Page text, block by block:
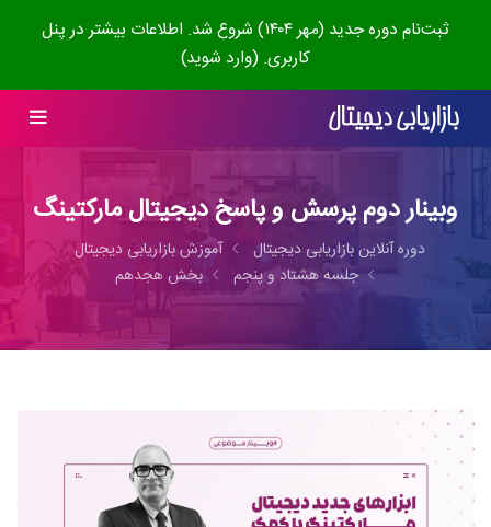
ثبت‌نام دوره جدید (مهر ۱۴۰۴) شروع شد. اطلاعات بیشتر در پنل
کاربری. (وارد شوید)
وبینار دوم پرسش و پاسخ دیجیتال مارکتینگ
دوره آنلاین بازاریابی دیجیتال
آموزش بازاریابی دیجیتال
جلسه هشتاد و پنجم
بخش هجدهم